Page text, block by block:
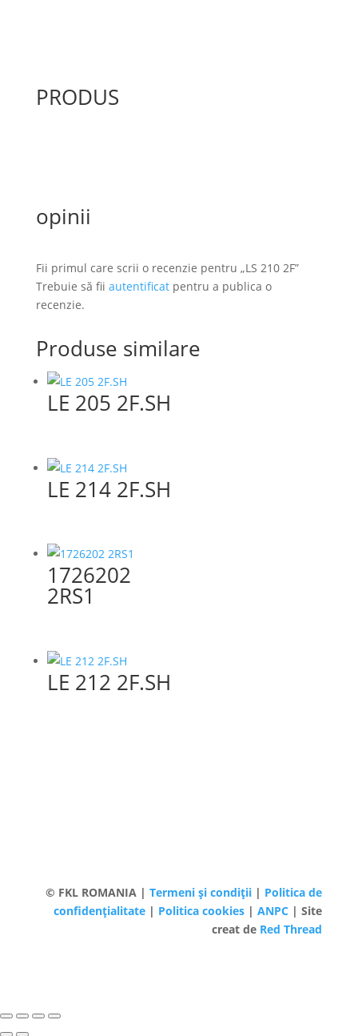
PRODUS
opinii
Fii primul care scrii o recenzie pentru „LS 210 2F”
Trebuie să fii autentificatpentru a publica o
recenzie.
Produse similare
LE 205 2F.SH
LE 214 2F.SH
1726202
2RS1
LE 212 2F.SH
© FKL ROMANIA |Termeni și condiții | Politica de
confidențialitate | Politica cookies |ANPC | Site
creat de Red Thread